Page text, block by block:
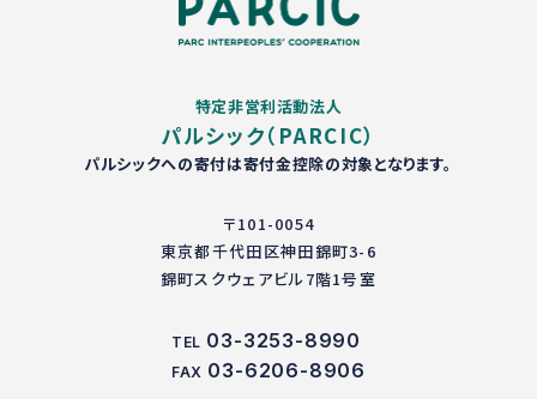
特定非営利活動法人
パルシック（PARCIC）
パルシックへの寄付は寄付金控除の対象となります。
〒101-0054
東京都千代田区神田錦町3-6
錦町スクウェアビル7階1号室
TEL 03-3253-8990
FAX 03-6206-8906